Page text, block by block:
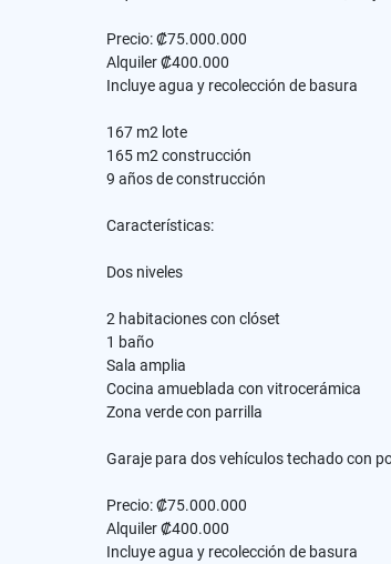
Precio: ₡75.000.000
Alquiler ₡400.000
Incluye agua y recolección de basura
167 m2 lote
165 m2 construcción
9 años de construcción
Características:
Dos niveles
2 habitaciones con clóset
1 baño
Sala amplia
Cocina amueblada con vitrocerámica
Zona verde con parrilla
Garaje para dos vehículos techado con
Precio: ₡75.000.000
Alquiler ₡400.000
Incluye agua y recolección de basura